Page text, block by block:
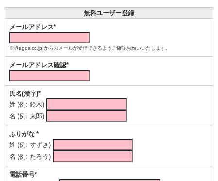
無料ユーザー登録
メールアドレス*
※@agos.co.jp からのメールが受信できるようご確認お願いいたします。
メールアドレス確認*
氏名(漢字)*
姓 (例: 鈴木)
名 (例: 太郎)
ふりがな *
姓 (例: すずき)
名 (例: たろう)
電話番号*